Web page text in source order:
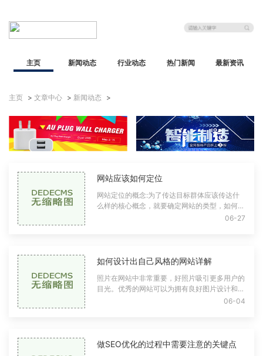
主页 新闻动态 行业动态 热门新闻 最新资讯
主页 > 文章中心 > 新闻动态 >
网站应该如何定位
网站定位的概念:为了传达目标群体应该传达什
么样的核心概念，就要确定网站的类型，如何盈
利，用户可以满足什么需求，什么是目标用户群
06-27
如何设计出自己风格的网站详解
照片在网站中非常重要，好照片吸引更多用户的
目光。优秀的网站可以为拥有良好图片设计和背
景的用户提供更好的用户体验。那么，在网站建
06-04
做SEO优化的过程中需要注意的关键点